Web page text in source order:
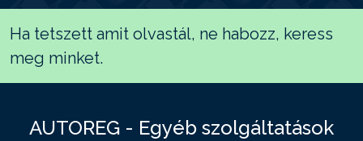
Ha tetszett amit olvastál, ne habozz, keress
meg minket.
AUTOREG - Egyéb szolgáltatások